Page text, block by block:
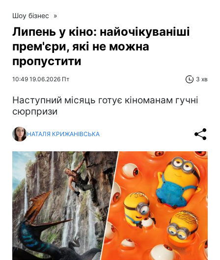
Шоу бізнес »
Липень у кіно: найочікуваніші
прем'єри, які не можна
пропустити
10:49 19.06.2026 Пт 3 хв
Наступний місяць готує кіноманам гучні
сюрпризи
НАТАЛЯ КРИЖАНІВСЬКА